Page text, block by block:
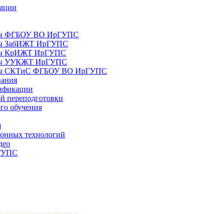
ФГБОУ ВО ИрГУПС
ЗабИЖТ ИрГУПС
КрИЖТ ИрГУПС
УУКЖТ ИрГУПС
СКТиС ФГБОУ ВО ИрГУПС
переподготовки
обучения
технологий